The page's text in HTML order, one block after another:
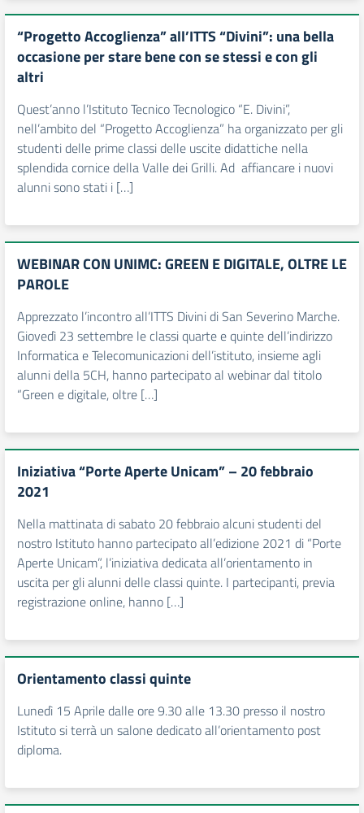
“Progetto Accoglienza” all’ITTS “Divini”: una bella
occasione per stare bene con se stessi e con gli
altri
Quest’anno l’Istituto Tecnico Tecnologico “E. Divini”,
nell’ambito del “Progetto Accoglienza” ha organizzato per gli
studenti delle prime classi delle uscite didattiche nella
splendida cornice della Valle dei Grilli. Ad affiancare i nuovi
alunni sono stati i […]
WEBINAR CON UNIMC: GREEN E DIGITALE, OLTRE LE
PAROLE
Apprezzato l’incontro all’ITTS Divini di San Severino Marche.
Giovedì 23 settembre le classi quarte e quinte dell’indirizzo
Informatica e Telecomunicazioni dell’istituto, insieme agli
alunni della 5CH, hanno partecipato al webinar dal titolo
“Green e digitale, oltre […]
Iniziativa “Porte Aperte Unicam” – 20 febbraio
2021
Nella mattinata di sabato 20 febbraio alcuni studenti del
nostro Istituto hanno partecipato all’edizione 2021 di “Porte
Aperte Unicam”, l’iniziativa dedicata all’orientamento in
uscita per gli alunni delle classi quinte. I partecipanti, previa
registrazione online, hanno […]
Orientamento classi quinte
Lunedì 15 Aprile dalle ore 9.30 alle 13.30 presso il nostro
Istituto si terrà un salone dedicato all’orientamento post
diploma.